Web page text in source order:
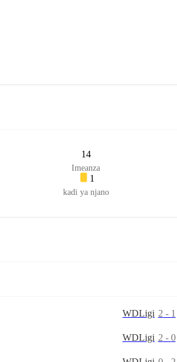
14
Imeanza
1
kadi ya njano
WDLigi 2 - 1
WDLigi 2 - 0